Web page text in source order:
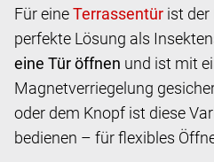
Für eine
ist der
perfekte Lösung als
eine Tür öffnen und ist mit
Magnetverriegelung
oder dem Knopf ist diese
bedienen – für flexibles